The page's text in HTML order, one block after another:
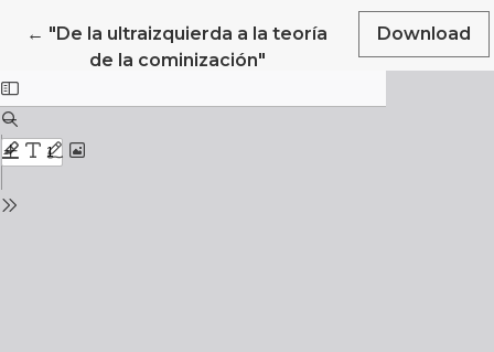
← Return to Article Details
"De la ultraizquierda a la teoría
de la cominización"
Download